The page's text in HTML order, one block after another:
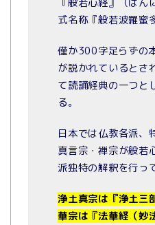
式名称『般若波羅蜜
僅か300字足らずの
が説かれているとさ
て読誦経典の一つと
る。
日本では仏教各派、
真言宗・禅宗が般若
派独特の解釈を行っ
浄土真宗は『浄土三
華宗は『法華経（妙